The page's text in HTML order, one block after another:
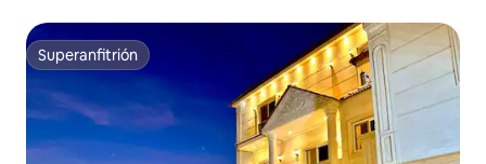
Superanfitrión
Superanfitrión